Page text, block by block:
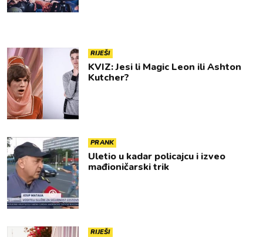
RIJEŠI
KVIZ: Jesi li Magic Leon ili Ashton
Kutcher?
PRANK
Uletio u kadar policajcu i izveo
mađioničarski trik
RIJEŠI